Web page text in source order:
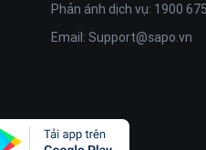
Phản ánh dịch vụ: 1900
Email: Support@sapo.vn